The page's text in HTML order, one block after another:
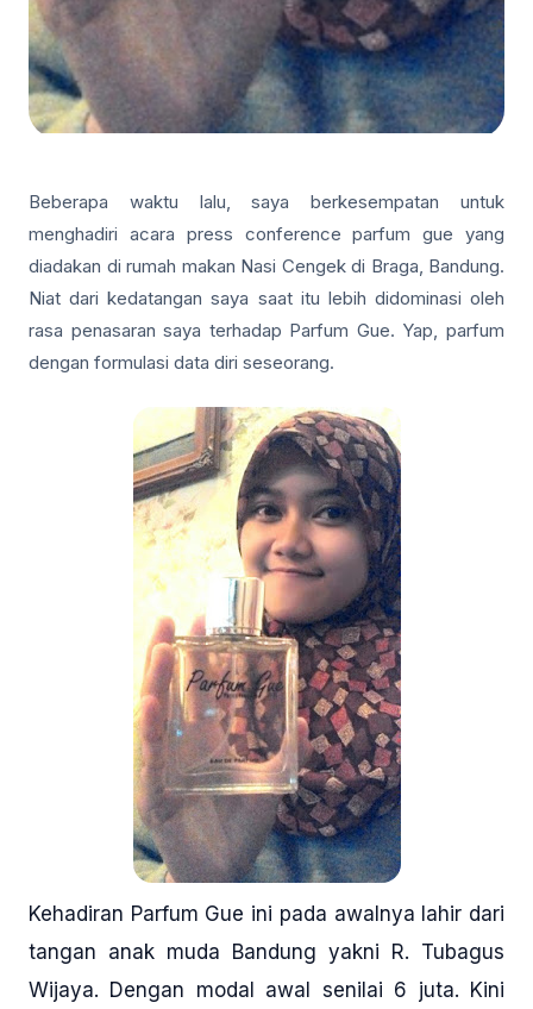
Beberapa waktu lalu, saya berkesempatan untuk
menghadiri acara press conference parfum gue yang
diadakan di rumah makan Nasi Cengek di Braga, Bandung.
Niat dari kedatangan saya saat itu lebih didominasi oleh
rasa penasaran saya terhadap Parfum Gue. Yap, parfum
dengan formulasi data diri seseorang.
Kehadiran Parfum Gue ini pada awalnya lahir dari
tangan anak muda Bandung yakni R. Tubagus
Wijaya. Dengan modal awal senilai 6 juta. Kini